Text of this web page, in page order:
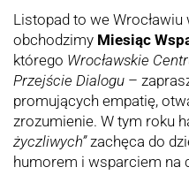
Listopad to we
obchodzimy Miesiąc
którego Wrocławskie
Przejście Dialogu –
promujących empatię,
zrozumienie. W tym roku
życzliwych”zachęca do
humorem i wsparciem na